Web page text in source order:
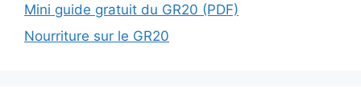
Mini guide gratuit du GR20 (PDF)
Nourriture sur le GR20